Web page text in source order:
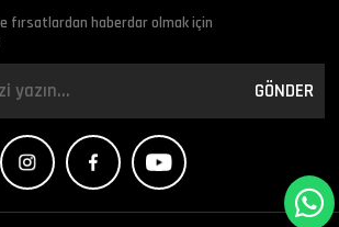
fırsatlardan haberdar olmak için
GÖNDER